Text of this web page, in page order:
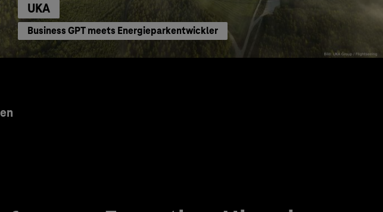
UKA
Business GPT meets Energieparkentwickler